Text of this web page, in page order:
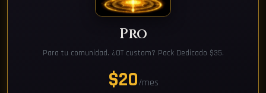
Pro
Para tu comunidad. ¿OT custom? Pack Dedicado $35.
$20/mes